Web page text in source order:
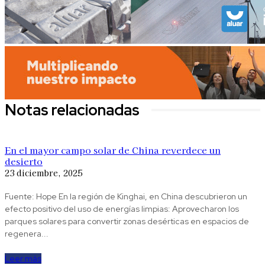
Notas relacionadas
En el mayor campo solar de China reverdece un
desierto
23 diciembre, 2025
Fuente: Hope En la región de Kinghai, en China descubrieron un
efecto positivo del uso de energías limpias: Aprovecharon los
parques solares para convertir zonas desérticas en espacios de
regenera...
Leer más